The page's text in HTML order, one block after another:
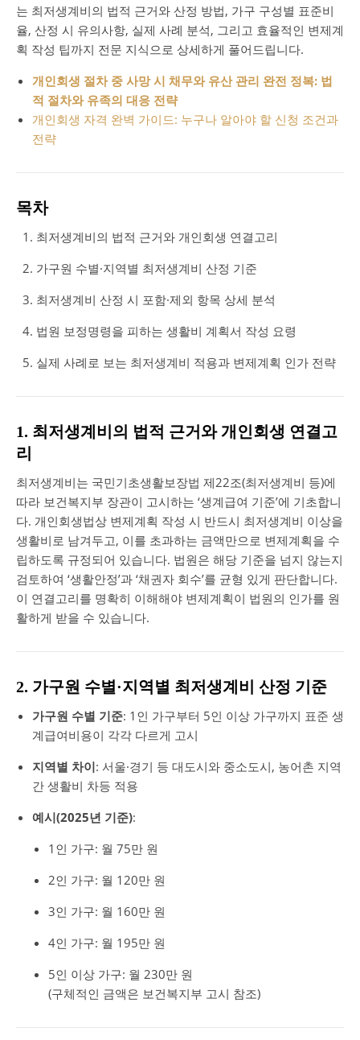
는 최저생계비의 법적 근거와 산정 방법, 가구 구성별 표준비
율, 산정 시 유의사항, 실제 사례 분석, 그리고 효율적인 변제계
획 작성 팁까지 전문 지식으로 상세하게 풀어드립니다.
개인회생 절차 중 사망 시 채무와 유산 관리 완전 정복: 법
적 절차와 유족의 대응 전략
개인회생 자격 완벽 가이드: 누구나 알아야 할 신청 조건과
전략
목차
최저생계비의 법적 근거와 개인회생 연결고리
가구원 수별·지역별 최저생계비 산정 기준
최저생계비 산정 시 포함·제외 항목 상세 분석
법원 보정명령을 피하는 생활비 계획서 작성 요령
실제 사례로 보는 최저생계비 적용과 변제계획 인가 전략
1. 최저생계비의 법적 근거와 개인회생 연결고
리
최저생계비는 국민기초생활보장법 제22조(최저생계비 등)에
따라 보건복지부 장관이 고시하는 ‘생계급여 기준’에 기초합니
다. 개인회생법상 변제계획 작성 시 반드시 최저생계비 이상을
생활비로 남겨두고, 이를 초과하는 금액만으로 변제계획을 수
립하도록 규정되어 있습니다. 법원은 해당 기준을 넘지 않는지
검토하여 ‘생활안정’과 ‘채권자 회수’를 균형 있게 판단합니다.
이 연결고리를 명확히 이해해야 변제계획이 법원의 인가를 원
활하게 받을 수 있습니다.
2. 가구원 수별·지역별 최저생계비 산정 기준
가구원 수별 기준: 1인 가구부터 5인 이상 가구까지 표준 생
계급여비용이 각각 다르게 고시
지역별 차이: 서울·경기 등 대도시와 중소도시, 농어촌 지역
간 생활비 차등 적용
예시(2025년 기준):
1인 가구: 월 75만 원
2인 가구: 월 120만 원
3인 가구: 월 160만 원
4인 가구: 월 195만 원
5인 이상 가구: 월 230만 원
(구체적인 금액은 보건복지부 고시 참조)